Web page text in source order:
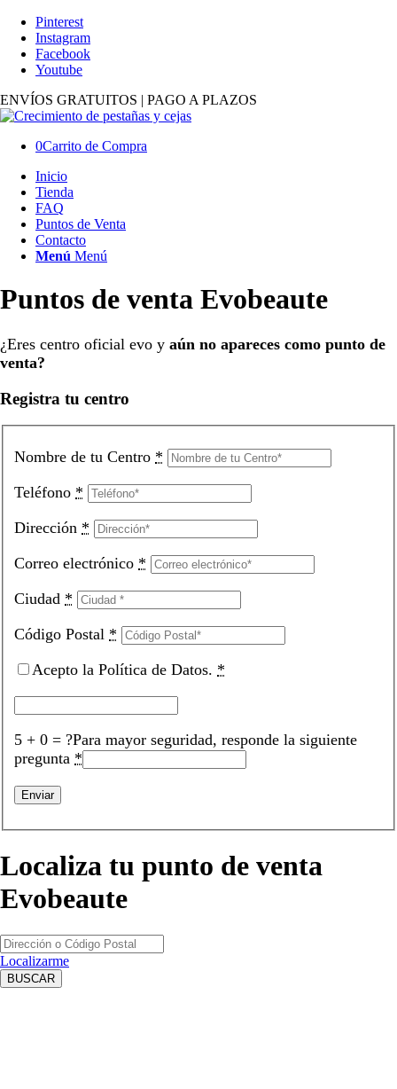
Pinterest
Instagram
Facebook
Youtube
ENVÍOS GRATUITOS | PAGO A PLAZOS
0Carrito de Compra
Inicio
Tienda
FAQ
Puntos de Venta
Contacto
Menú Menú
Puntos de venta Evobeaute
¿Eres centro oficial evo y aún no apareces como punto de
venta?
Registra tu centro
Nombre de tu Centro *
Teléfono *
Dirección *
Correo electrónico *
Ciudad *
Código Postal *
Acepto la Política de Datos. *
5 + 0 = ?Para mayor seguridad, responde la siguiente
pregunta *
Localiza tu punto de venta
Evobeaute
Localizarme